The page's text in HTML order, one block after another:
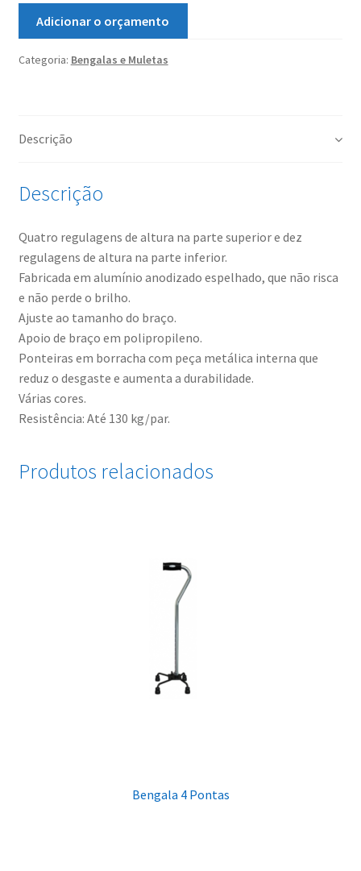
Adicionar o orçamento
Categoria: Bengalas e Muletas
Descrição
Descrição
Quatro regulagens de altura na parte superior e dez
regulagens de altura na parte inferior.
Fabricada em alumínio anodizado espelhado, que não risca
e não perde o brilho.
Ajuste ao tamanho do braço.
Apoio de braço em polipropileno.
Ponteiras em borracha com peça metálica interna que
reduz o desgaste e aumenta a durabilidade.
Várias cores.
Resistência: Até 130 kg/par.
Produtos relacionados
Bengala 4 Pontas